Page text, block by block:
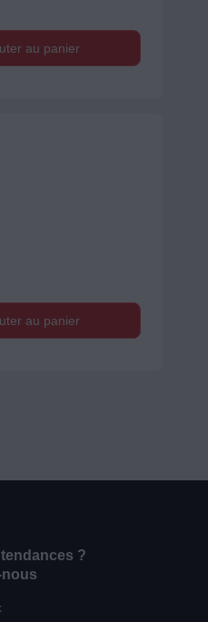
au panier
au panier
?
nous